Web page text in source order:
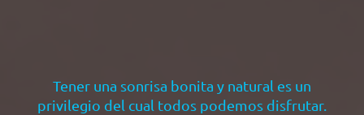
Tener una sonrisa bonita y natural es un
privilegio del cual todos podemos disfrutar.